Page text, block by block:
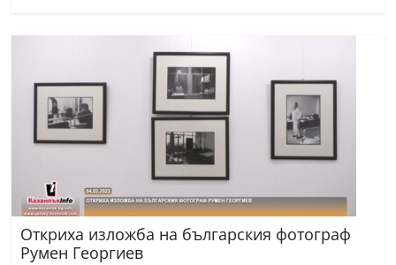
Откриха изложба на българския фотограф
Румен Георгиев